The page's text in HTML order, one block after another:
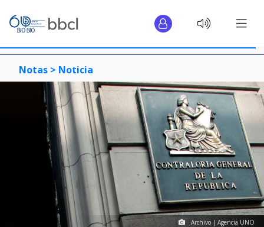
Notas > Noticia
Archivo | Agencia UNO